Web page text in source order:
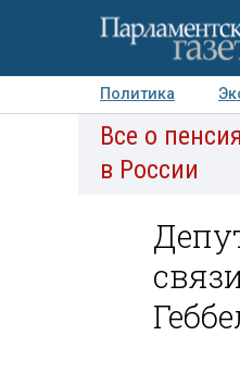
Политика
Авторы
Все о
в России